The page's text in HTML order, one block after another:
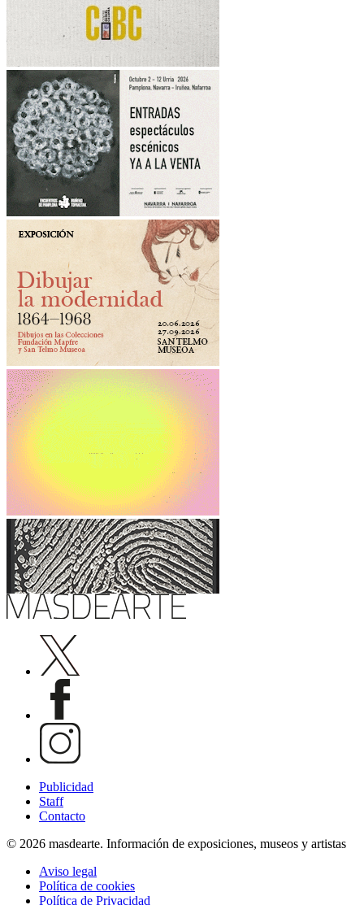
Publicidad
Staff
Contacto
© 2026 masdearte. Información de exposiciones, museos y artistas
Aviso legal
Política de cookies
Política de Privacidad